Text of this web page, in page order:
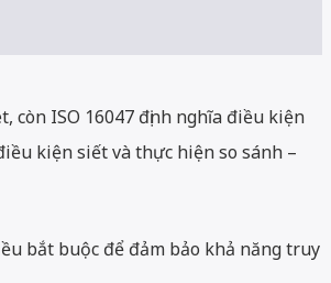
còn ISO 16047 định nghĩa điều kiện
kiện siết và thực hiện so sánh –
bắt buộc để đảm bảo khả năng truy